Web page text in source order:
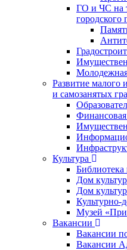
ГО и ЧС на
городского
Развитие малого
и самозанятых
Культура
Библиотека
Дом
Дом
Культурно-
Музей
Вакансии
Вакансии
Вакансии